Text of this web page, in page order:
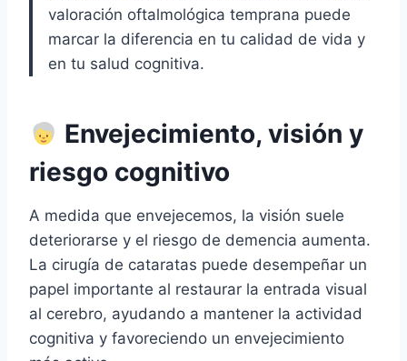
valoración oftalmológica temprana puede
marcar la diferencia en tu calidad de vida y
en tu salud cognitiva.
Envejecimiento, visión y
riesgo cognitivo
A medida que envejecemos, la visión suele
deteriorarse y el riesgo de demencia aumenta.
La cirugía de cataratas puede desempeñar un
papel importante al restaurar la entrada visual
al cerebro, ayudando a mantener la actividad
cognitiva y favoreciendo un envejecimiento